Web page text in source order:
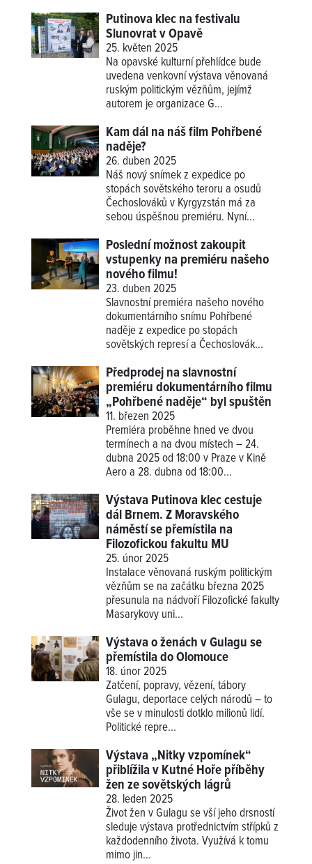
Putinova klec na festivalu
Slunovrat v Opavě
25. květen 2025
Na opavské kulturní přehlídce bude
uvedena venkovní výstava věnovaná
ruským politickým vězňům, jejímž
autorem je organizace G...
Kam dál na náš film Pohřbené
naděje?
26. duben 2025
Náš nový snímek z expedice po
stopách sovětského teroru a osudů
Čechoslováků v Kyrgyzstán má za
sebou úspěšnou premiéru. Nyní...
Poslední možnost zakoupit
vstupenky na premiéru našeho
nového filmu!
23. duben 2025
Slavnostní premiéra našeho nového
dokumentárního snímu Pohřbené
naděje z expedice po stopách
sovětských represí a Čechoslovák...
Předprodej na slavnostní
premiéru dokumentárního filmu
„Pohřbené naděje“ byl spuštěn
11. březen 2025
Premiéra proběhne hned ve dvou
termínech a na dvou místech – 24.
dubna 2025 od 18:00 v Praze v Kině
Aero a 28. dubna od 18:00...
Výstava Putinova klec cestuje
dál Brnem. Z Moravského
náměstí se přemístila na
Filozofickou fakultu MU
25. únor 2025
Instalace věnovaná ruským politickým
vězňům se na začátku března 2025
přesunula na nádvoří Filozofické fakulty
Masarykovy uni...
Výstava o ženách v Gulagu se
přemístila do Olomouce
18. únor 2025
Zatčení, popravy, vězení, tábory
Gulagu, deportace celých národů – to
vše se v minulosti dotklo milionů lidí.
Politické repre...
Výstava „Nitky vzpomínek“
přiblížila v Kutné Hoře příběhy
žen ze sovětských lágrů
28. leden 2025
Život žen v Gulagu se vší jeho drsností
sleduje výstava protřednictvím střípků z
každodenního života. Využívá k tomu
mimo jin...